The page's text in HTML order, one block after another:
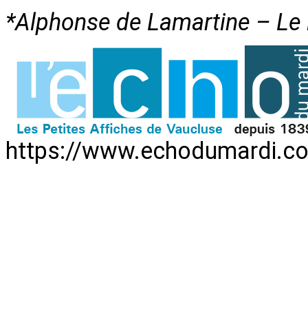
*Alphonse de Lamartine – Le
https://